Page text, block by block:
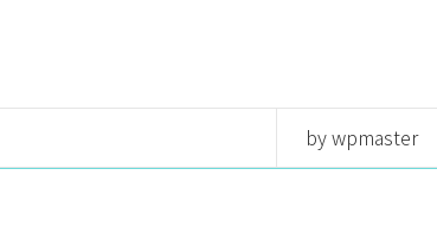
by wpmaster